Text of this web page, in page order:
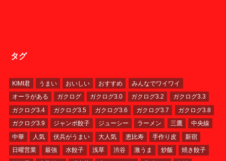
タグ
KIMI君 うまい おいしい おすすめ
みんなでワイワイ
オーラがある
ガクログ ガクログ3.0 ガクログ3.2
ガクログ3.3
ガクログ3.4
ガクログ3.5 ガクログ3.6 ガクログ3.7
ガクログ3.8
ガクログ3.9
ジャンボ餃子 ジューシー ラーメン 三鷹
中央線
中華
人気 伏兵がうまい 大人気 恵比寿 手作り皮
新宿
日曜営業
最強 水餃子 浅草 渋谷 激うま 炒飯
焼き餃子